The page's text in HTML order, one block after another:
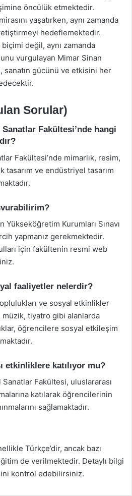
öncülük etmektedir.
yaşatırken, aynı zamanda
hedeflemektedir.
değil, aynı zamanda
vurgulayan Mimar Sinan
sanatın gücünü ve etkisini her
Sorular)
Fakültesi’nde hangi
Fakültesi’nde mimarlık, resim,
tasarım ve endüstriyel tasarım
Kurumları Sınavı
yapmanız gerekmektedir.
için fakültenin resmi web
faaliyetler nelerdir?
ve sosyal etkinlikler
tiyatro gibi alanlarda
öğrencilere sosyal etkileşim
etkinliklere katılıyor mu?
Fakültesi, uluslararası
katılarak öğrencilerinin
sağlamaktadır.
Türkçe’dir, ancak bazı
de verilmektedir. Detaylı bilgi
kontrol edebilirsiniz.